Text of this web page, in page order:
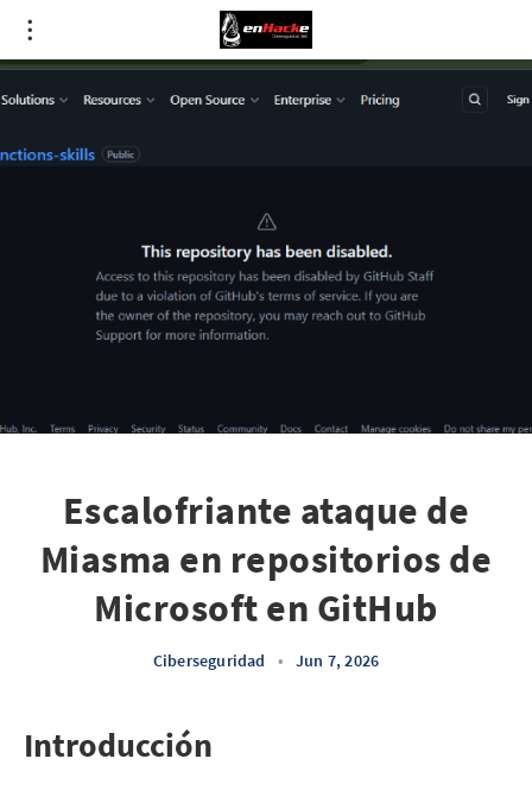
Escalofriante ataque de
Miasma en repositorios de
Microsoft en GitHub
Ciberseguridad • Jun 7, 2026
Introducción